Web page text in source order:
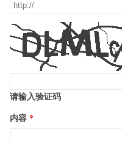
请输入验证码
内容